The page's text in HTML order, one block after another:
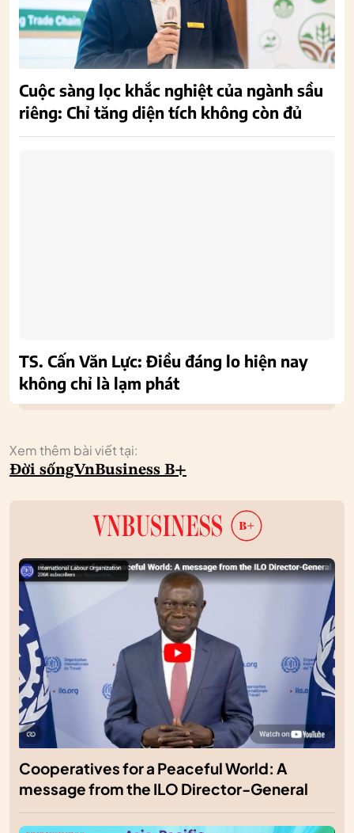
Xem thêm bài viết tại:
Đời sốngVnBusiness B+
Cuộc sàng lọc khắc nghiệt của ngành sầu
riêng: Chỉ tăng diện tích không còn đủ
TS. Cấn Văn Lực: Điều đáng lo hiện nay
không chỉ là lạm phát
Cooperatives for a Peaceful World: A
message from the ILO Director-General